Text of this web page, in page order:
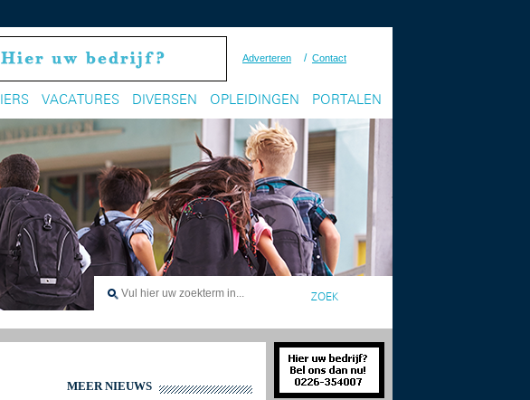
Adverteren / Contact
VACATURES DIVERSEN OPLEIDINGEN PORTALEN
MEER NIEUWS